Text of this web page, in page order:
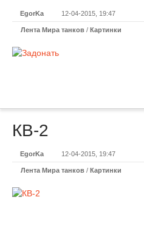
EgorKa 12-04-2015, 19:47
Лента Мира танков / Картинки
КВ-2
EgorKa 12-04-2015, 19:47
Лента Мира танков / Картинки